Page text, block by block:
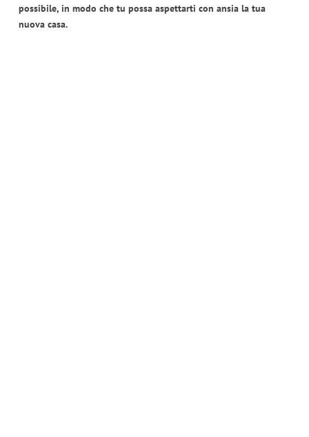
possibile, in modo che tu possa aspettarti con ansia la tua
nuova casa.